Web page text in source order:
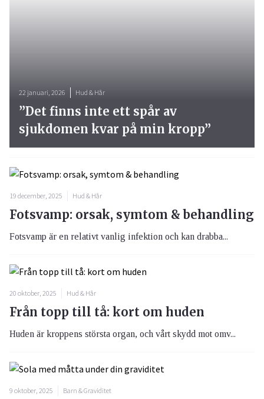
22 januari, 2026 Hud & Hår
”Det finns inte ett spår av
sjukdomen kvar på min kropp”
19 december, 2025 Hud & Hår
Fotsvamp: orsak, symtom & behandling
Fotsvamp är en relativt vanlig infektion och kan drabba...
20 oktober, 2025 Hud & Hår
Från topp till tå: kort om huden
Huden är kroppens största organ, och vårt skydd mot omv...
9 oktober, 2025 Barn & Graviditet